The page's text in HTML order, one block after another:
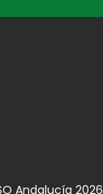
Andalucía 2026